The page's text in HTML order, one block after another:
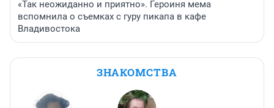
«Так неожиданно и приятно». Героиня мема
вспомнила о съемках с гуру пикапа в кафе
Владивостока
ЗНАКОМСТВА